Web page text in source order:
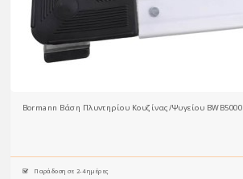
Bormann Βάση Πλυντηρίου Κουζίνας/Ψυγείου BWB5000
Παράδοση σε 2-4 ημέρες